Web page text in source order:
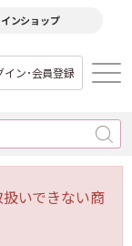
ンショップ
イン･会員登録
いできない商